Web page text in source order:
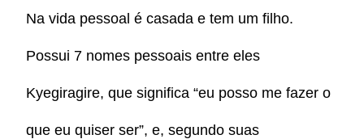
Na vida pessoal é casada e tem um filho.
Possui 7 nomes pessoais entre eles
Kyegiragire, que significa “eu posso me fazer o
que eu quiser ser”, e, segundo suas